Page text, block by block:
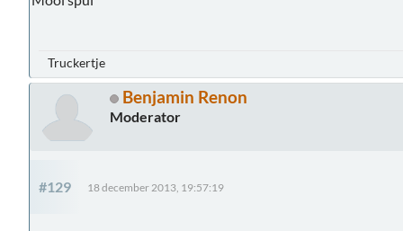
Truckertje
Benjamin Renon
Moderator
#129 18 december 2013, 19:57:19